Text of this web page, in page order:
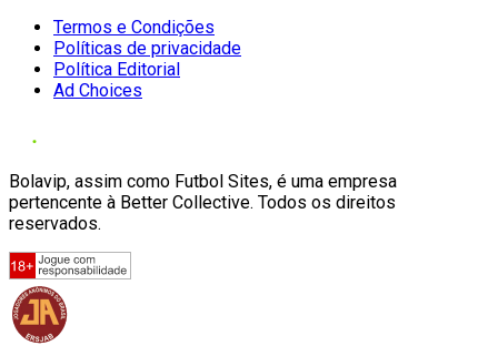
Termos e Condições
Políticas de privacidade
Política Editorial
Ad Choices
Bolavip, assim como Futbol Sites, é uma empresa
pertencente à Better Collective. Todos os direitos
reservados.